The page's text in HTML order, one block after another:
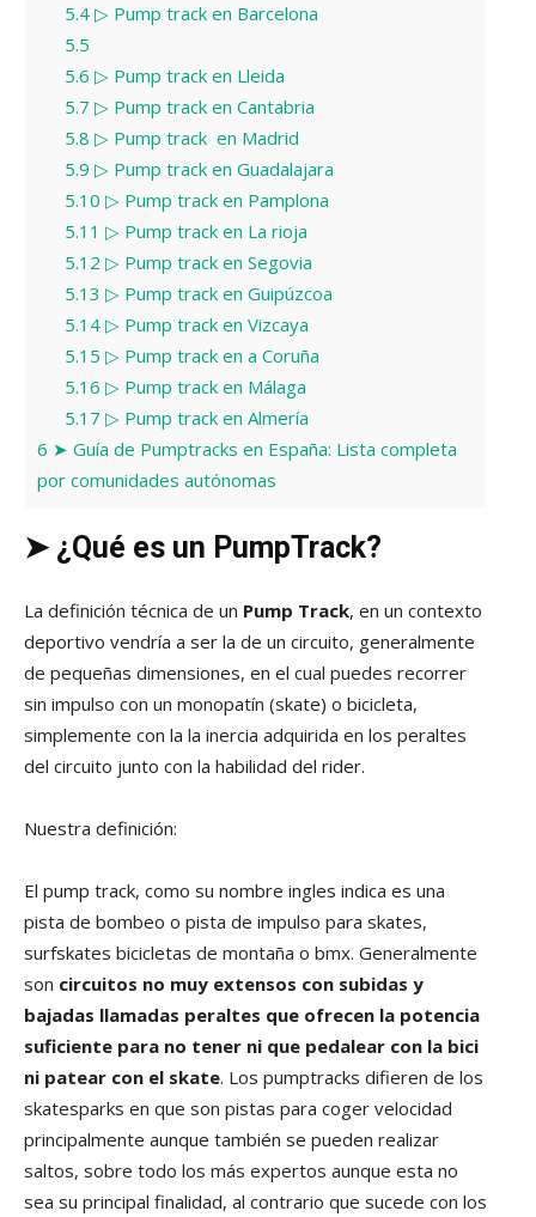
5.4▷ Pump track en Barcelona
5.5
5.6 ▷ Pump track en Lleida
5.7 ▷ Pump track en Cantabria
5.8 ▷ Pump track en Madrid
5.9 ▷ Pump track en Guadalajara
5.10 ▷ Pump track en Pamplona
5.11 ▷ Pump track en La rioja
5.12 ▷ Pump track en Segovia
5.13 ▷ Pump track en Guipúzcoa
5.14▷ Pump track en Vizcaya
5.15 ▷ Pump track en a Coruña
5.16 ▷ Pump track en Málaga
5.17 ▷ Pump track en Almería
6 ➤ Guía de Pumptracks en España: Lista completa
por comunidades autónomas
➤ ¿Qué es un PumpTrack?
La definición técnica de un Pump Track, en un contexto
deportivo vendría a ser la de un circuito, generalmente
de pequeñas dimensiones, en el cual puedes recorrer
sin impulso con un monopatín (skate) o bicicleta,
simplemente con la la inercia adquirida en los peraltes
del circuito junto con la habilidad del rider.
Nuestra definición:
El pump track, como su nombre ingles indica es una
pista de bombeo o pista de impulso para skates,
surfskates bicicletas de montaña o bmx. Generalmente
son circuitos no muy extensos con subidas y
bajadas llamadas peraltes que ofrecen la potencia
suficiente para no tener ni que pedalear con la bici
ni patear con el skate. Los pumptracks difieren de los
skatesparks en que son pistas para coger velocidad
principalmente aunque también se pueden realizar
saltos, sobre todo los más expertos aunque esta no
sea su principal finalidad, al contrario que sucede con los